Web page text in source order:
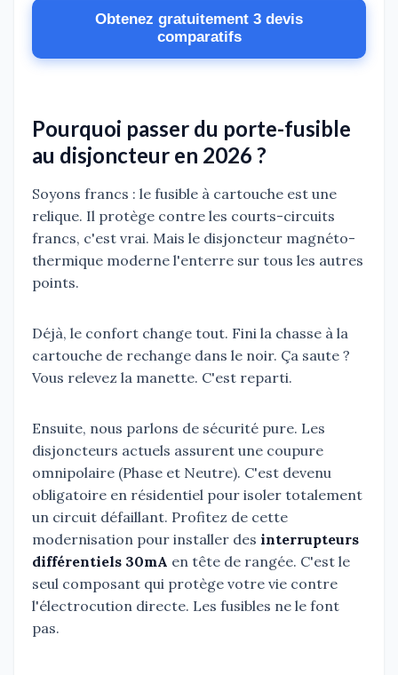
Obtenez gratuitement 3 devis
comparatifs
Pourquoi passer du porte-fusible
au disjoncteur en 2026 ?
Soyons francs : le fusible à cartouche est une
relique. Il protège contre les courts-circuits
francs, c'est vrai. Mais le disjoncteur magnéto-
thermique moderne l'enterre sur tous les autres
points.
Déjà, le confort change tout. Fini la chasse à la
cartouche de rechange dans le noir. Ça saute ?
Vous relevez la manette. C'est reparti.
Ensuite, nous parlons de sécurité pure. Les
disjoncteurs actuels assurent une coupure
omnipolaire (Phase et Neutre). C'est devenu
obligatoire en résidentiel pour isoler totalement
un circuit défaillant. Profitez de cette
modernisation pour installer des interrupteurs
différentiels 30mA en tête de rangée. C'est le
seul composant qui protège votre vie contre
l'électrocution directe. Les fusibles ne le font
pas.